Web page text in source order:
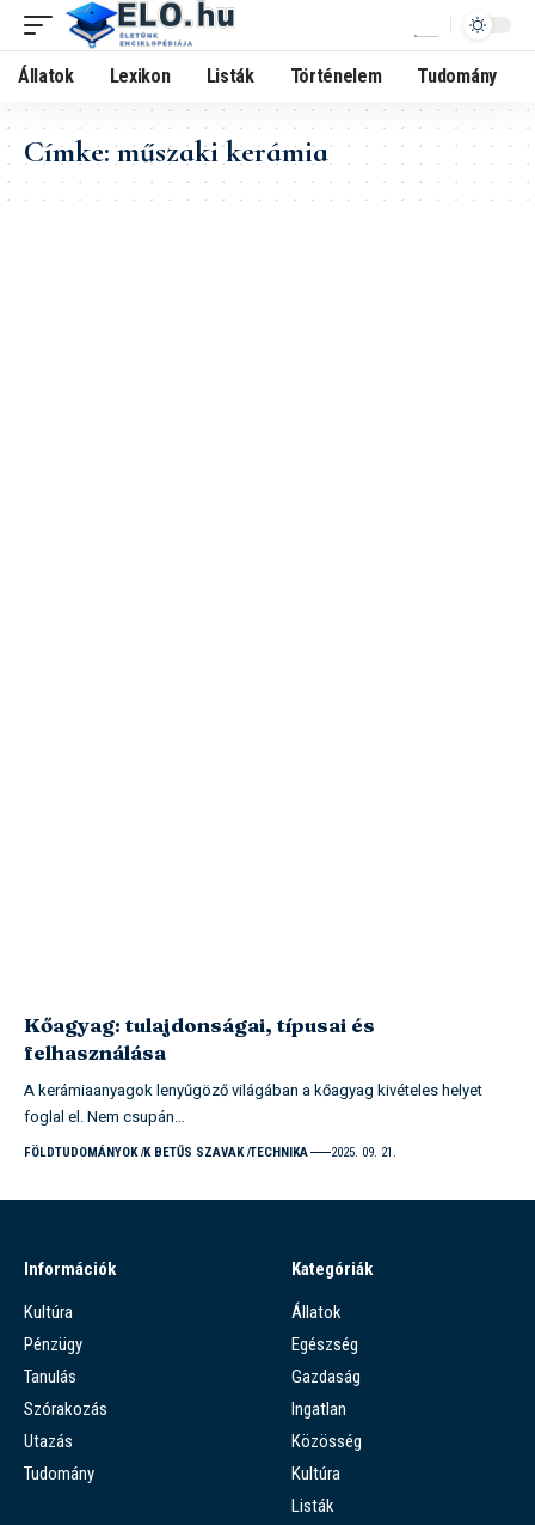
Állatok Lexikon Listák Történelem Tudomány
Címke:műszaki kerámia
Kőagyag: tulajdonságai, típusai és
felhasználása
A kerámiaanyagok lenyűgöző világában a kőagyag kivételes helyet
foglal el. Nem csupán…
FÖLDTUDOMÁNYOK K BETŰS SZAVAK TECHNIKA 2025. 09. 21.
Információk
Kultúra
Pénzügy
Tanulás
Szórakozás
Utazás
Tudomány
Kategóriák
Állatok
Egészség
Gazdaság
Ingatlan
Közösség
Kultúra
Listák